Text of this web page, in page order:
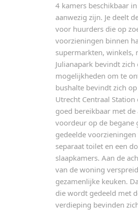
4 kamers beschikbaar
aanwezig zijn. Je deelt
voor huurders die op
voorzieningen binnen
supermarkten, winkels,
Julianapark bevindt
mogelijkheden om te
bushalte bevindt zich
Utrecht Centraal
goed bereikbaar met
voordeur op de begane
gedeelde
separaat toilet en een
slaapkamers. Aan de
van de woning
gezamenlijke keuken.
die wordt gedeeld met
verdieping bevinden